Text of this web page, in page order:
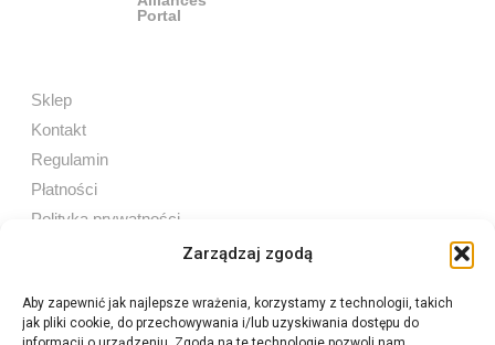
Zarządzaj zgodą
Aby zapewnić jak najlepsze wrażenia, korzystamy z technologii, takich
jak pliki cookie, do przechowywania i/lub uzyskiwania dostępu do
Sklep
Kontakt
Regulamin
Płatności
Polityka prywatności
Sprzedaż internetowa